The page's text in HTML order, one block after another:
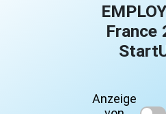
France
Anzeige